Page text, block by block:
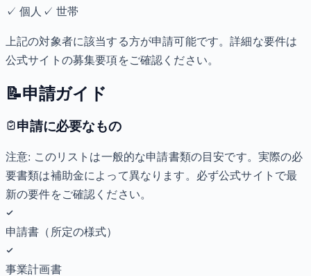
✓個人 ✓ 世帯
上記の対象者に該当する方が申請可能です。詳細な要件は
公式サイトの募集要項をご確認ください。
📝申請ガイド
申請に必要なもの
注意: このリストは一般的な申請書類の目安です。実際の必
要書類は補助金によって異なります。必ず公式サイトで最
新の要件をご確認ください。
申請書（所定の様式）
事業計画書